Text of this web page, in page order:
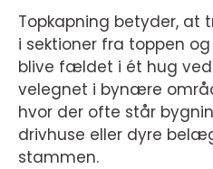
Topkapning betyder,
i sektioner fra toppen
blive fældet i ét hug
velegnet i bynære
hvor der ofte står
drivhuse eller dyre
stammen.